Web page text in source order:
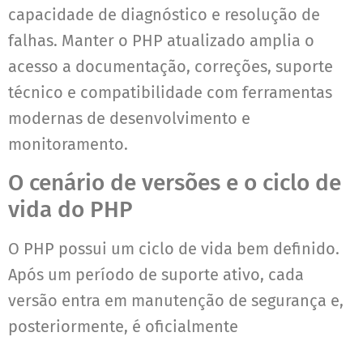
capacidade de diagnóstico e resolução de
falhas. Manter o PHP atualizado amplia o
acesso a documentação, correções, suporte
técnico e compatibilidade com ferramentas
modernas de desenvolvimento e
monitoramento.
O cenário de versões e o ciclo de
vida do PHP
O PHP possui um ciclo de vida bem definido.
Após um período de suporte ativo, cada
versão entra em manutenção de segurança e,
posteriormente, é oficialmente